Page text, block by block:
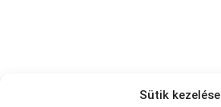
Sütik kezelése